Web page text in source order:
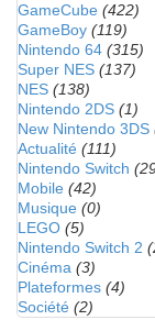
GameCube (422)
GameBoy (119)
Nintendo 64 (315)
Super NES (137)
NES (138)
Nintendo 2DS (1)
New Nintendo 3DS
Actualité (111)
Nintendo Switch
Mobile (42)
Musique (0)
LEGO (5)
Nintendo Switch 2
Cinéma (3)
Plateformes (4)
Société (2)